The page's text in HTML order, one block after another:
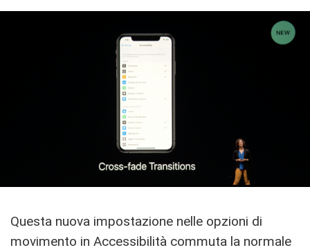
Questa nuova impostazione nelle opzioni di
movimento in Accessibilità commuta la normale